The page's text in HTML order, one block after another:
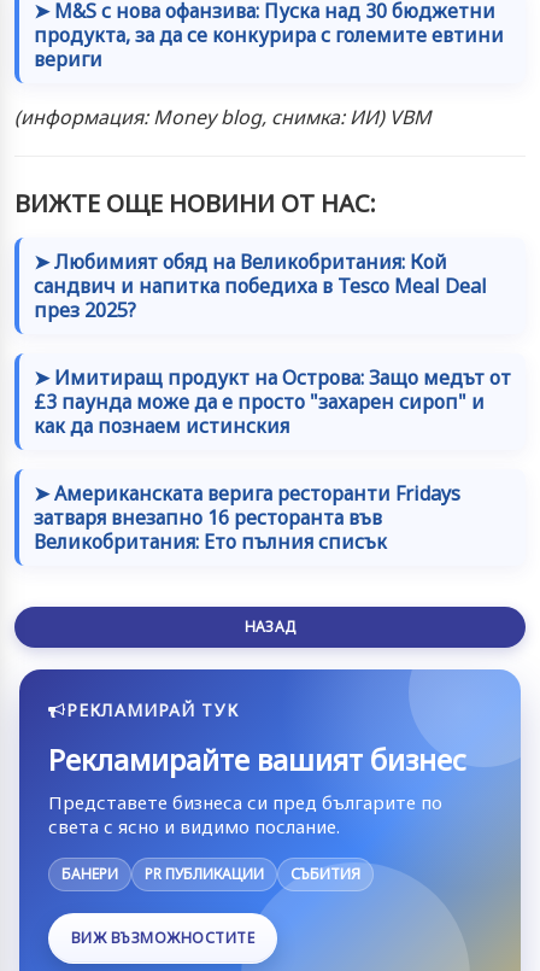
➤ M&S с нова офанзива: Пуска над 30 бюджетни
продукта, за да се конкурира с големите евтини
вериги
(информация: Money blog, снимка: ИИ) VBM
ВИЖТЕ ОЩЕ НОВИНИ ОТ НАС:
➤ Любимият обяд на Великобритания: Кой
сандвич и напитка победиха в Tesco Meal Deal
през 2025?
➤ Имитиращ продукт на Острова: Защо медът от
£3 паунда може да е просто "захарен сироп" и
как да познаем истинския
➤ Американската верига ресторанти Fridays
затваря внезапно 16 ресторанта във
Великобритания: Ето пълния списък
НАЗАД
РЕКЛАМИРАЙ ТУК
Рекламирайте вашият бизнес
Представете бизнеса си пред българите по
света с ясно и видимо послание.
БАНЕРИ PR ПУБЛИКАЦИИ СЪБИТИЯ
ВИЖ ВЪЗМОЖНОСТИТЕ